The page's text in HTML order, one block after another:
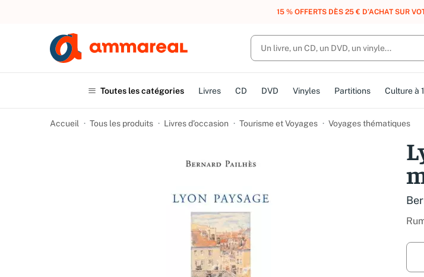
UN ACHAT, DES POINTS, DES RÉCOMPENSES :
Toutes les catégories Livres CD DVD Vinyles Partitions Culture à
Accueil Tous les produits Livres d’occasion Tourisme et Voyages Voyages thématiques